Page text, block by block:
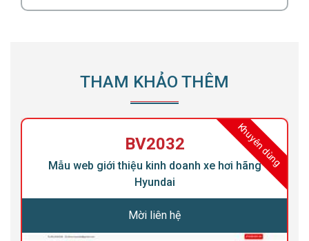
THAM KHẢO THÊM
Khuyên dùng
BV2032
Mẫu web giới thiệu kinh doanh xe hơi hãng
Hyundai
Mời liên hệ